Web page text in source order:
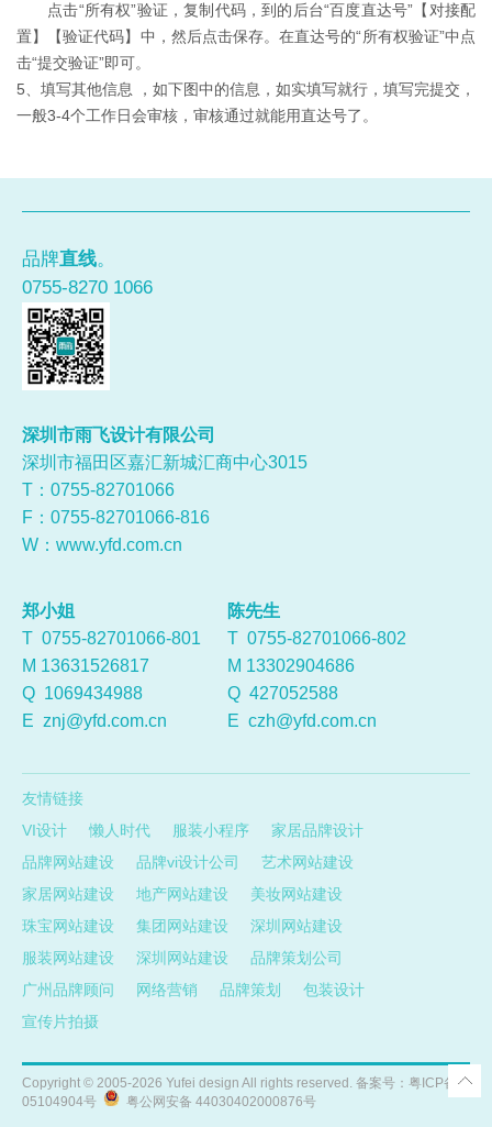
点击“所有权”验证，复制代码，到的后台“百度直达号”【对接配
置】【验证代码】中，然后点击保存。在直达号的“所有权验证”中点
击“提交验证”即可。
5、填写其他信息 ，如下图中的信息，如实填写就行，填写完提交，
一般3-4个工作日会审核，审核通过就能用直达号了。
品牌直线。
0755-8270 1066
深圳市雨飞设计有限公司
深圳市福田区嘉汇新城汇商中心3015
T：0755-82701066
F：0755-82701066-816
W： www.yfd.com.cn
郑小姐
T 0755-82701066-801
M 13631526817
Q 1069434988
E znj@yfd.com.cn
陈先生
T 0755-82701066-802
M 13302904686
Q 427052588
E czh@yfd.com.cn
友情链接
VI设计
懒人时代 服装小程序
家居品牌设计
品牌网站建设
品牌vi设计公司
艺术网站建设
家居网站建设
地产网站建设
美妆网站建设
珠宝网站建设
集团网站建设
深圳网站建设
服装网站建设
深圳网站建设
品牌策划公司
广州品牌顾问
网络营销 品牌策划
包装设计
宣传片拍摄
Copyright © 2005-2026 Yufei design All rights reserved. 备案号： 粤ICP备
05104904号
粤公网安备 44030402000876号